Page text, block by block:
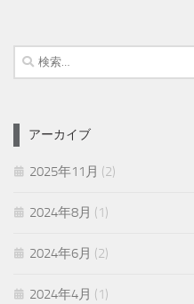
検
索:
アーカイブ
2025年11月 (2)
2024年8月 (1)
2024年6月 (2)
2024年4月 (1)